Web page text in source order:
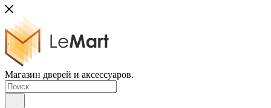
Магазин дверей и аксессуаров.